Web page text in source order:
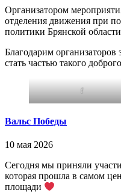
Организатором
отделения движения при
политики Брянской
Благодарим
стать частью такого
f
Вальс Победы
10 мая 2026
Сегодня мы приняли
которая прошла в самом
площади